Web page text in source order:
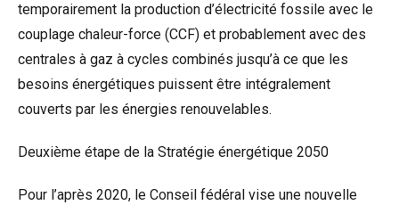
temporairement la production d’électricité fossile avec le
couplage chaleur-force (CCF) et probablement avec des
centrales à gaz à cycles combinés jusqu’à ce que les
besoins énergétiques puissent être intégralement
couverts par les énergies renouvelables.
Deuxième étape de la Stratégie énergétique 2050
Pour l’après 2020, le Conseil fédéral vise une nouvelle